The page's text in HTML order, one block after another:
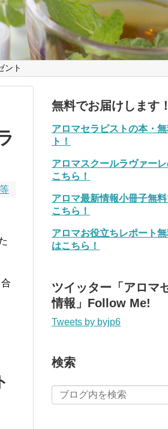
ント
無料でお届けします！
アロマセラピストの本・
ト！
アロマスクールラヴァー
こちら！
アロマ最新情報小冊子無
こちら！
アロマお役立ちレポート
はこちら！
ツイッター「アロマ
情報」Follow Me!
Tweets by byjp6
検索